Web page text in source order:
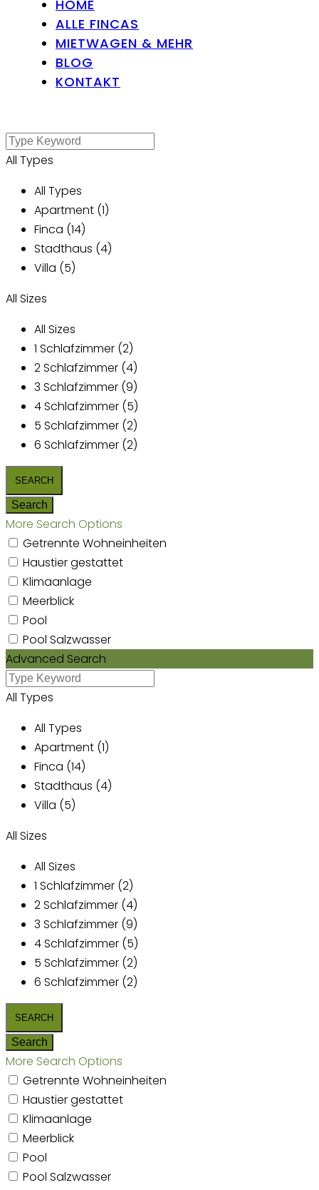
HOME
ALLE FINCAS
MIETWAGEN & MEHR
BLOG
KONTAKT
All Types
All Types
Apartment (1)
Finca (14)
Stadthaus (4)
Villa (5)
All Sizes
All Sizes
1 Schlafzimmer (2)
2 Schlafzimmer (4)
3 Schlafzimmer (9)
4 Schlafzimmer (5)
5 Schlafzimmer (2)
6 Schlafzimmer (2)
More Search Options
Getrennte Wohneinheiten
Haustier gestattet
Klimaanlage
Meerblick
Pool
Pool Salzwasser
Advanced Search
All Types
All Types
Apartment (1)
Finca (14)
Stadthaus (4)
Villa (5)
All Sizes
All Sizes
1 Schlafzimmer (2)
2 Schlafzimmer (4)
3 Schlafzimmer (9)
4 Schlafzimmer (5)
5 Schlafzimmer (2)
6 Schlafzimmer (2)
More Search Options
Getrennte Wohneinheiten
Haustier gestattet
Klimaanlage
Meerblick
Pool
Pool Salzwasser